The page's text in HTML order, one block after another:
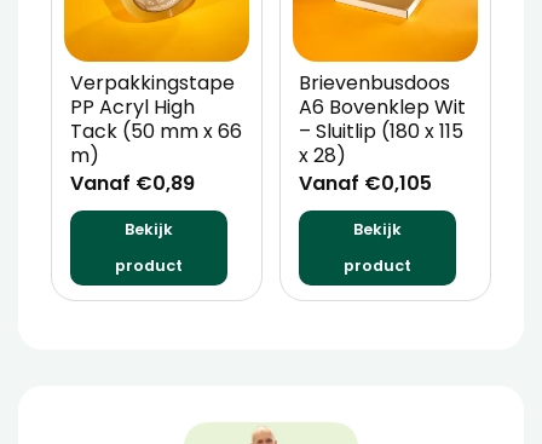
Verpakkingstape
PP Acryl High
Tack (50 mm x 66
m)
Vanaf €0,89
Bekijk
product
Brievenbusdoos
A6 Bovenklep Wit
– Sluitlip (180 x 115
x 28)
Vanaf €0,105
Bekijk
product